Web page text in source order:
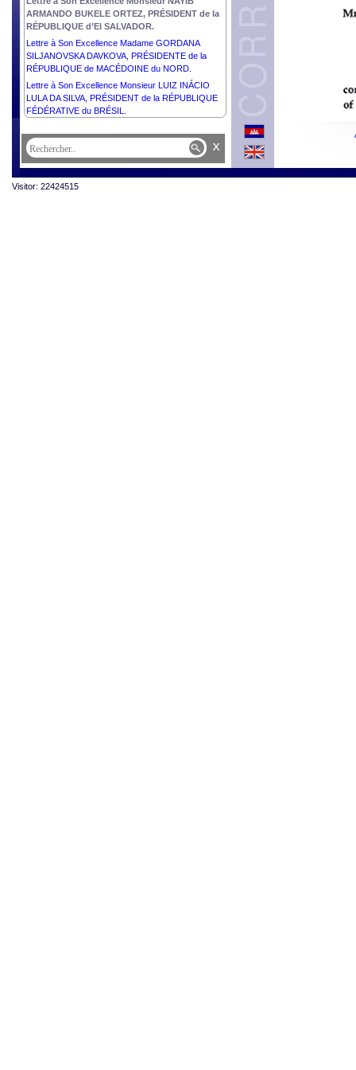
ARMANDO BUKELE ORTEZ, PRÉSIDENT de la
RÉPUBLIQUE d’El SALVADOR.
Lettre à Son Excellence Madame GORDANA
SILJANOVSKA DAVKOVA, PRÉSIDENTE de la
RÉPUBLIQUE de MACÉDOINE du NORD.
Lettre à Son Excellence Monsieur LUIZ INÁCIO
LULA DA SILVA, PRÉSIDENT de la RÉPUBLIQUE
FÉDÉRATIVE du BRÉSIL.
x
Visitor: 22424515